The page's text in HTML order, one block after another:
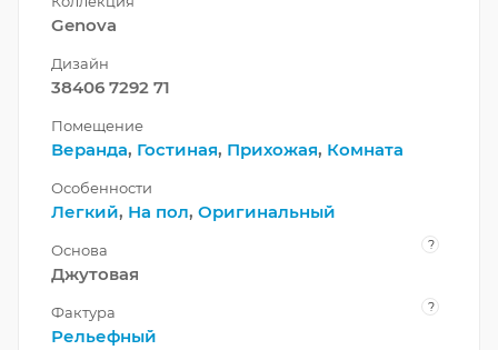
Genova
Дизайн
38406 7292 71
Помещение
Веранда, Гостиная, Прихожая, Комната
Особенности
Легкий, На пол, Оригинальный
Основа ?
Джутовая
Фактура ?
Рельефный